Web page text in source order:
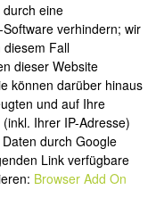
eine
verhindern; wir
diesem Fall
dieser Website
können darüber hinaus
und auf Ihre
Ihrer IP-Adresse)
durch Google
Link verfügbare
Browser Add On